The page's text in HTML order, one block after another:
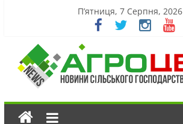
П’ятниця, 7 Серпня, 2026